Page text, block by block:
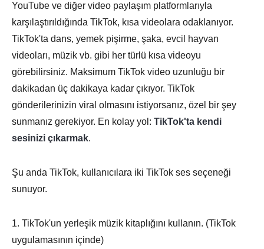
YouTube ve diğer video paylaşım platformlarıyla
karşılaştırıldığında TikTok, kısa videolara odaklanıyor.
TikTok'ta dans, yemek pişirme, şaka, evcil hayvan
videoları, müzik vb. gibi her türlü kısa videoyu
görebilirsiniz. Maksimum TikTok video uzunluğu bir
dakikadan üç dakikaya kadar çıkıyor. TikTok
gönderilerinizin viral olmasını istiyorsanız, özel bir şey
sunmanız gerekiyor. En kolay yol: TikTok'ta kendi
sesinizi çıkarmak.
Şu anda TikTok, kullanıcılara iki TikTok ses seçeneği
sunuyor.
1. TikTok'un yerleşik müzik kitaplığını kullanın. (TikTok
uygulamasının içinde)